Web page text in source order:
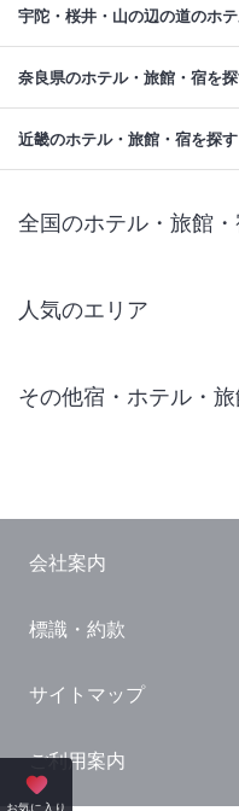
お気に入り
宇陀・桜井・山の辺の道のホ
奈良県のホテル・旅館・宿を
近畿のホテル・旅館・宿を探す
全国のホテル・旅館
人気のエリア
仙台 ホテル
東京ドーム ホテル
横浜 ホテル
熱海 ホテル
京都 ホテル
その他宿・ホテル・
国内観光ガイド
旅行・観光情報
会社案内
標識・約款
サイトマップ
ご利用案内